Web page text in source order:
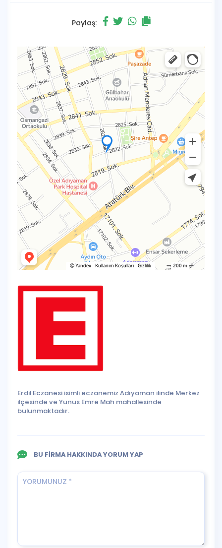
Paylaş:
Erdil Eczanesi isimli eczanemiz Adıyaman ilinde Merkez
ilçesinde ve Yunus Emre Mah mahallesinde
bulunmaktadır.
BU FİRMA HAKKINDA YORUM YAP